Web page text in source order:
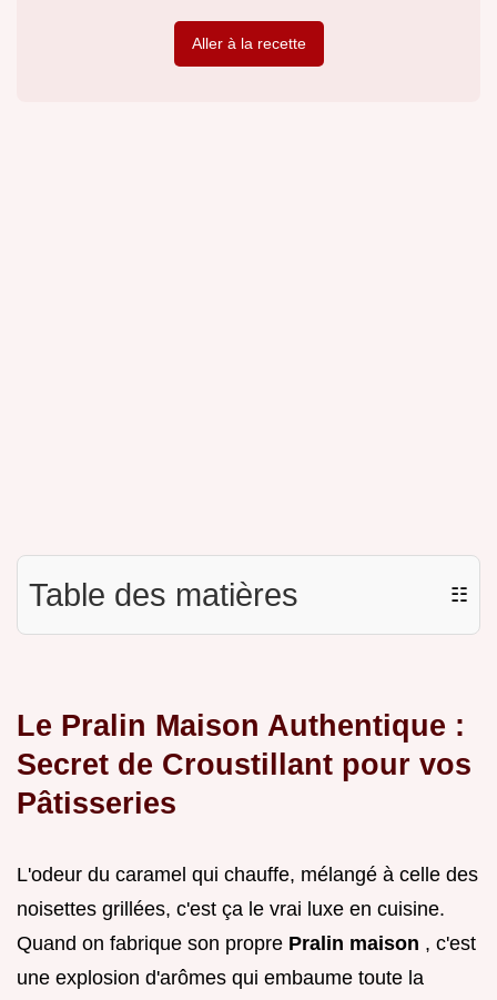
Aller à la recette
Table des matières ☷
Le Pralin Maison Authentique :
Secret de Croustillant pour vos
Pâtisseries
L'odeur du caramel qui chauffe, mélangé à celle des
noisettes grillées, c'est ça le vrai luxe en cuisine.
Quand on fabrique son propre Pralin maison , c'est
une explosion d'arômes qui embaume toute la